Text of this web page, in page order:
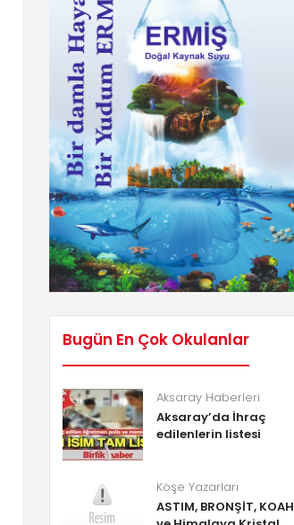
Bugün En Çok Okulanlar
Aksaray Haberleri
Aksaray’da İhraç
edilenlerin listesi
Köşe Yazarları
ASTIM, BRONŞİT, KOAH